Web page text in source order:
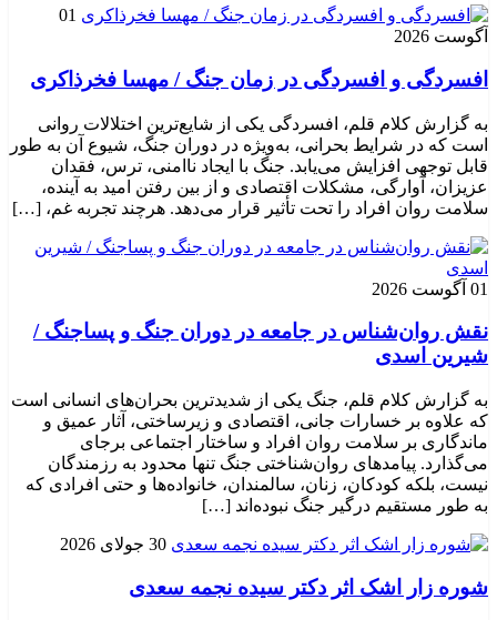
01
آگوست 2026
افسردگی و افسردگی در زمان جنگ / مهسا فخرذاکری
به گزارش کلام قلم، افسردگی یکی از شایع‌ترین اختلالات روانی
است که در شرایط بحرانی، به‌ویژه در دوران جنگ، شیوع آن به طور
قابل توجهی افزایش می‌یابد. جنگ با ایجاد ناامنی، ترس، فقدان
عزیزان، آوارگی، مشکلات اقتصادی و از بین رفتن امید به آینده،
سلامت روان افراد را تحت تأثیر قرار می‌دهد. هرچند تجربه غم، […]
01 آگوست 2026
نقش روان‌شناس در جامعه در دوران جنگ و پساجنگ /
شیرین اسدی
به گزارش کلام قلم، جنگ یکی از شدیدترین بحران‌های انسانی است
که علاوه بر خسارات جانی، اقتصادی و زیرساختی، آثار عمیق و
ماندگاری بر سلامت روان افراد و ساختار اجتماعی برجای
می‌گذارد. پیامدهای روان‌شناختی جنگ تنها محدود به رزمندگان
نیست، بلکه کودکان، زنان، سالمندان، خانواده‌ها و حتی افرادی که
به طور مستقیم درگیر جنگ نبوده‌اند […]
30 جولای 2026
شوره زار اشک اثر دکتر سیده نجمه سعدی